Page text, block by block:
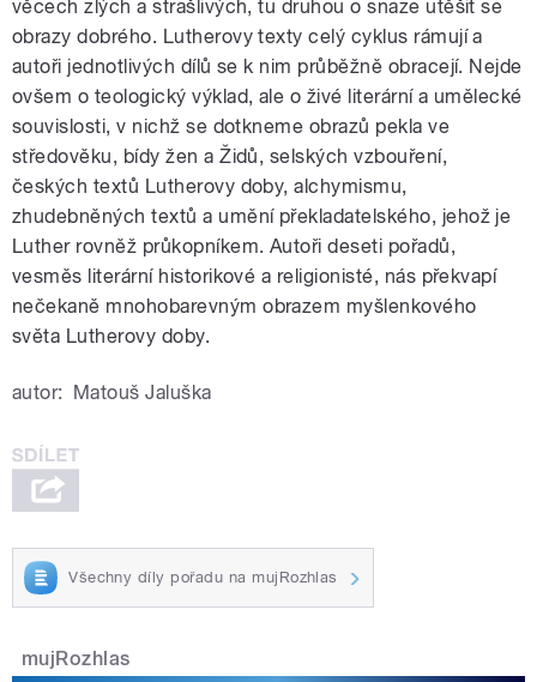
věcech zlých a strašlivých, tu druhou o snaze utěšit se
obrazy dobrého. Lutherovy texty celý cyklus rámují a
autoři jednotlivých dílů se k nim průběžně obracejí. Nejde
ovšem o teologický výklad, ale o živé literární a umělecké
souvislosti, v nichž se dotkneme obrazů pekla ve
středověku, bídy žen a Židů, selských vzbouření,
českých textů Lutherovy doby, alchymismu,
zhudebněných textů a umění překladatelského, jehož je
Luther rovněž průkopníkem. Autoři deseti pořadů,
vesměs literární historikové a religionisté, nás překvapí
nečekaně mnohobarevným obrazem myšlenkového
světa Lutherovy doby.
autor: Matouš Jaluška
Všechny díly pořadu na mujRozhlas
mujRozhlas